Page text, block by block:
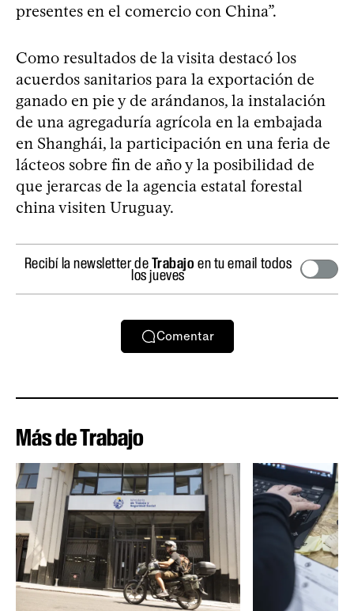
presentes en el comercio con China”.
Como resultados de la visita destacó los
acuerdos sanitarios para la exportación de
ganado en pie y de arándanos, la instalación
de una agregaduría agrícola en la embajada
en Shanghái, la participación en una feria de
lácteos sobre fin de año y la posibilidad de
que jerarcas de la agencia estatal forestal
china visiten Uruguay.
Recibí la newsletter deTrabajo en tu email todos
los jueves
Comentar
Más de Trabajo